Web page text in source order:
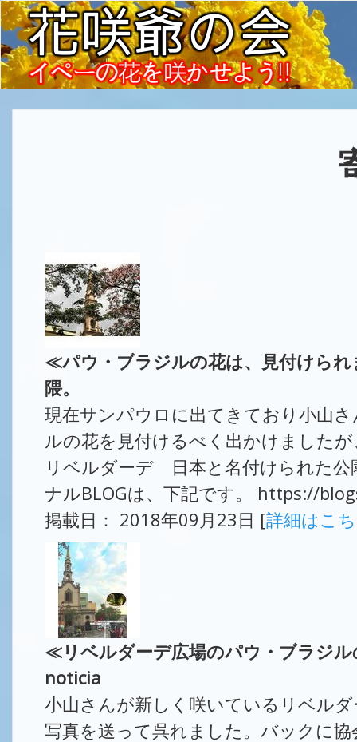
≪パウ・ブラジルの花は、見付けら
隈。
現在サンパウロに出てきており小山
ルの花を見付けるべく出かけました
リベルダーデ 日本と名付けられた公
ナルBLOGは、下記です。 https://
掲載日： 2018年09月23日 [詳細はこ
≪リベルダーデ広場のパウ・ブラジ
noticia
小山さんが新しく咲いているリベル
写真を送って呉れました。バックに